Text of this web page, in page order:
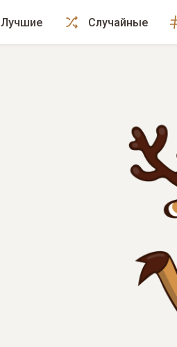
Лучшие Случайные